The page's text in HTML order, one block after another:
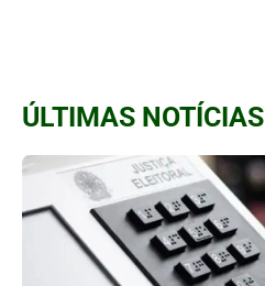
ÚLTIMAS NOTÍCIAS